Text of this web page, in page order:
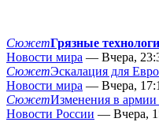
СюжетГрязные
Новости мира — Вчера,
СюжетЭскалация для
Новости мира — Вчера,
СюжетИзменения в
Новости России — Вчера,